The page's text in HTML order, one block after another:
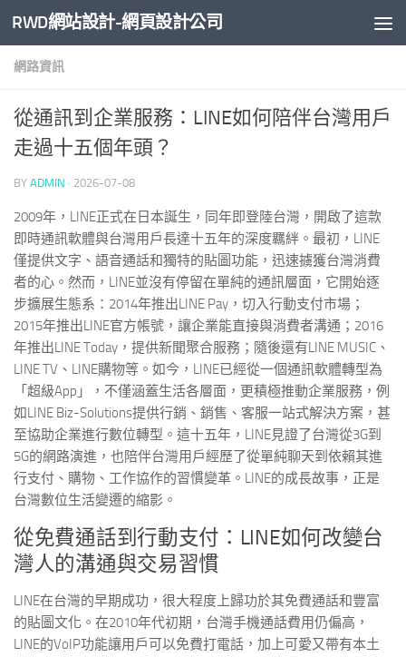
Skip to content
RWD網站設計-網頁設計公司
網路資訊
從通訊到企業服務：LINE如何陪伴台灣用戶
走過十五個年頭？
BY ADMIN · 2026-07-08
2009年，LINE正式在日本誕生，同年即登陸台灣，開啟了這款
即時通訊軟體與台灣用戶長達十五年的深度羈絆。最初，LINE
僅提供文字、語音通話和獨特的貼圖功能，迅速擄獲台灣消費
者的心。然而，LINE並沒有停留在單純的通訊層面，它開始逐
步擴展生態系：2014年推出LINE Pay，切入行動支付市場；
2015年推出LINE官方帳號，讓企業能直接與消費者溝通；2016
年推出LINE Today，提供新聞聚合服務；隨後還有LINE MUSIC、
LINE TV、LINE購物等。如今，LINE已經從一個通訊軟體轉型為
「超級App」，不僅涵蓋生活各層面，更積極推動企業服務，例
如LINE Biz-Solutions提供行銷、銷售、客服一站式解決方案，甚
至協助企業進行數位轉型。這十五年，LINE見證了台灣從3G到
5G的網路演進，也陪伴台灣用戶經歷了從單純聊天到依賴其進
行支付、購物、工作協作的習慣變革。LINE的成長故事，正是
台灣數位生活變遷的縮影。
從免費通話到行動支付：LINE如何改變台
灣人的溝通與交易習慣
LINE在台灣的早期成功，很大程度上歸功於其免費通話和豐富
的貼圖文化。在2010年代初期，台灣手機通話費用仍偏高，
LINE的VoIP功能讓用戶可以免費打電話，加上可愛又帶有本土